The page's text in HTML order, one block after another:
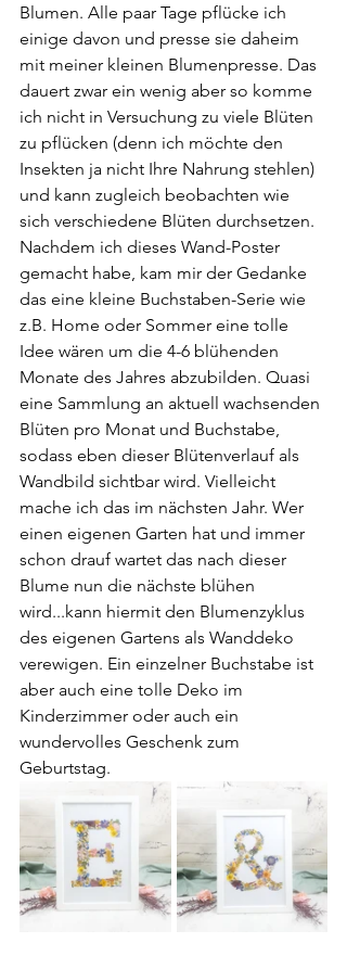
Blumen. Alle paar Tage pflücke ich
einige davon und presse sie daheim
mit meiner kleinen Blumenpresse. Das
dauert zwar ein wenig aber so komme
ich nicht in Versuchung zu viele Blüten
zu pflücken (denn ich möchte den
Insekten ja nicht Ihre Nahrung stehlen)
und kann zugleich beobachten wie
sich verschiedene Blüten durchsetzen.
Nachdem ich dieses Wand-Poster
gemacht habe, kam mir der Gedanke
das eine kleine Buchstaben-Serie wie
z.B. Home oder Sommer eine tolle
Idee wären um die 4-6 blühenden
Monate des Jahres abzubilden. Quasi
eine Sammlung an aktuell wachsenden
Blüten pro Monat und Buchstabe,
sodass eben dieser Blütenverlauf als
Wandbild sichtbar wird. Vielleicht
mache ich das im nächsten Jahr. Wer
einen eigenen Garten hat und immer
schon drauf wartet das nach dieser
Blume nun die nächste blühen
wird...kann hiermit den Blumenzyklus
des eigenen Gartens als Wanddeko
verewigen. Ein einzelner Buchstabe ist
aber auch eine tolle Deko im
Kinderzimmer oder auch ein
wundervolles Geschenk zum
Geburtstag.